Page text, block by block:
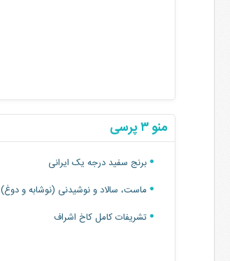
منو ۳ پرسی
برنج سفید درجه یک ایرانی
ماست، سالاد و‌ نوشیدنی (نوشابه و دوغ)
تشریفات کامل کاخ اشراف